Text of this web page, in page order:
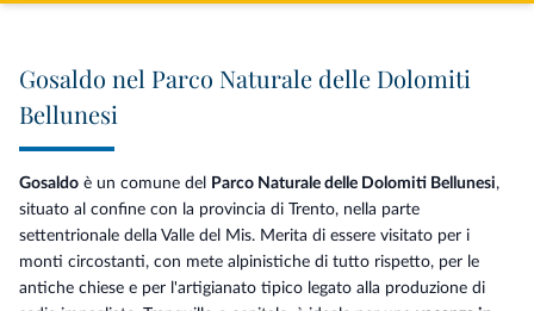
Gosaldo nel Parco Naturale delle Dolomiti
Bellunesi
Gosaldo è un comune del Parco Naturale delle Dolomiti Bellunesi,
situato al confine con la provincia di Trento, nella parte
settentrionale della Valle del Mis. Merita di essere visitato per i
monti circostanti, con mete alpinistiche di tutto rispetto, per le
antiche chiese e per l'artigianato tipico legato alla produzione di